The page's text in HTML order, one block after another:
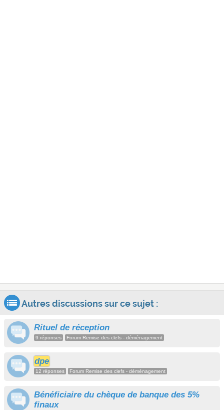
Autres discussions sur ce sujet :
Rituel de réception
9 réponses Forum Remise des clefs - déménagement
dpe
12 réponses Forum Remise des clefs - déménagement
Bénéficiaire du chèque de banque des 5%
finaux